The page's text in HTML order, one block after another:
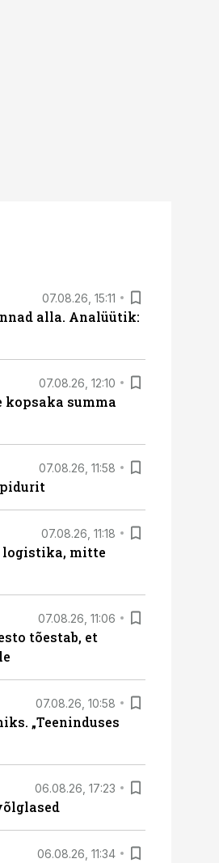
07.08.26, 15:11
alla. Analüütik:
07.08.26, 12:10
kopsaka summa
07.08.26, 11:58
07.08.26, 11:18
logistika, mitte
07.08.26, 11:06
tõestab, et
07.08.26, 10:58
„Teeninduses
06.08.26, 17:23
06.08.26, 11:34